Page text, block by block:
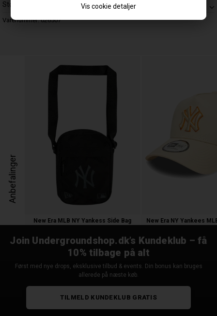
Vis cookie detaljer
Størrelsesguide
Varenummer:026507
Anbefalinger
New Era MLB NY Yankess Side Bag
Join Undergroundshop.dk’s Kundeklub – få
10% tilbage på alt
Først med nye drops, eksklusive tilbud & events. Din bonus kan bruges
allerede på næste køb.
TILMELD KUNDEKLUB GRATIS